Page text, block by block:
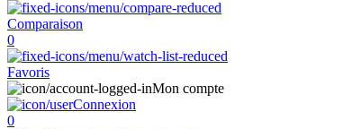
Comparaison
0
Favoris
Mon compte
Connexion
0